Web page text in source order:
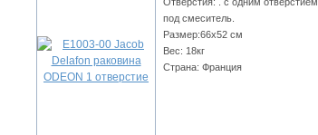
Отверстия: . с одним отверстием
под смеситель.
Размер:66х52 см
Вес: 18кг
Страна: Франция